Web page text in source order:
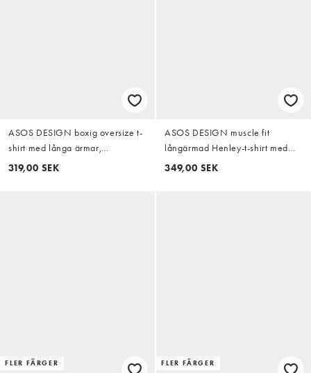
ASOS DESIGN boxig oversize t-
shirt med långa ärmar,
ärmpaneler och texttryck i vitt
319,00 SEK
ASOS DESIGN muscle fit
långärmad Henley-t-shirt med
broderat bröstemblem i
349,00 SEK
FLER FÄRGER FLER FÄRGER